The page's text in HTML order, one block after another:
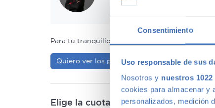
Consentimiento
Uso responsable de sus
Nosotros y nuestros
cookies para almacenar y
personalizados, medición
Para tu tranquilidad hacemos una revisión de
Quiero ver los puntos de revisión
Elige la cuota que mejor se adapte a